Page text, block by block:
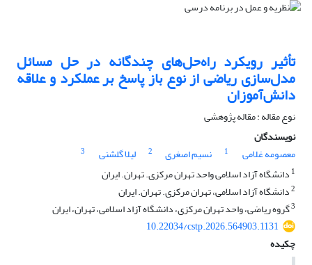
تأثیر رویکرد راه‌حل‌های چندگانه در حل مسائل
مدل‌سازی ریاضی از نوع باز پاسخ بر عملکرد و علاقه
دانش‌آموزان
نوع مقاله : مقاله پژوهشی
نویسندگان
معصومه غلامی
1 نسیم اصغری 2 لیلا گلشنی
3
1 دانشگاه آزاد اسلامی واحد تهران مرکزی. تهران. ایران
2دانشگاه آزاد اسلامی، تهران مرکزی. تهران. ایران
3گروه ریاضی، واحد تهران مرکزی، دانشگاه آزاد اسلامی، تهران، ایران
10.22034/cstp.2026.564903.1131
چکیده